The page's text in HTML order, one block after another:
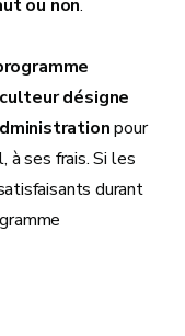
ou non.
désigne
pour
à ses frais. Si les
durant